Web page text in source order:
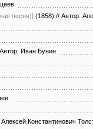
песня)] (1858) // Автор:
Автор: Иван Бунин
Константинович